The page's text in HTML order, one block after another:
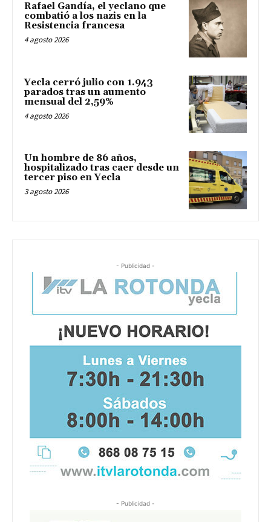
Rafael Gandía, el yeclano que
combatió a los nazis en la
Resistencia francesa
4 agosto 2026
Yecla cerró julio con 1.943
parados tras un aumento
mensual del 2,59%
4 agosto 2026
Un hombre de 86 años,
hospitalizado tras caer desde un
tercer piso en Yecla
3 agosto 2026
- Publicidad -
- Publicidad -